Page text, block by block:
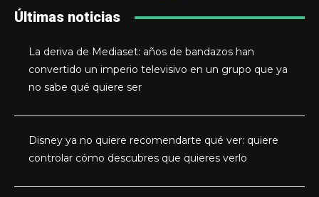
Últimas noticias
La deriva de Mediaset: años de bandazos han
convertido un imperio televisivo en un grupo que ya
no sabe qué quiere ser
Disney ya no quiere recomendarte qué ver: quiere
controlar cómo descubres que quieres verlo